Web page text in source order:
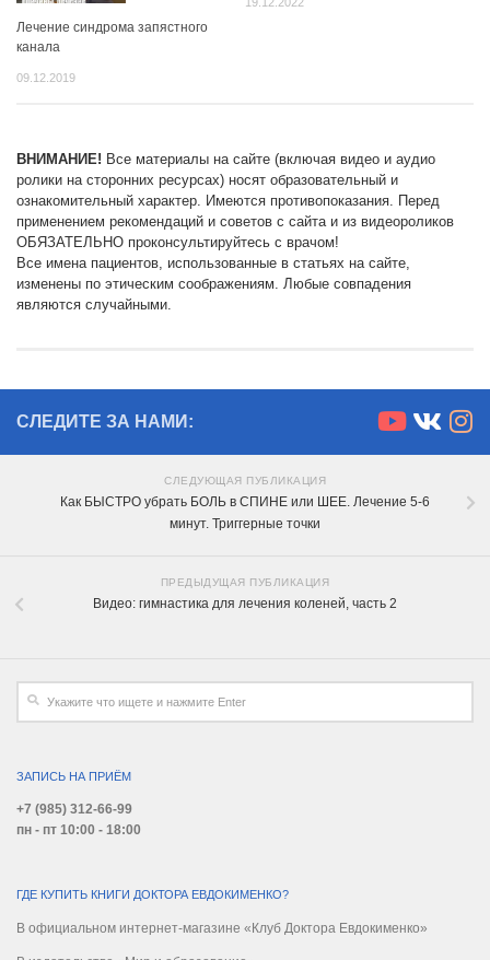
Лечение синдрома запястного
канала
09.12.2019
ВНИМАНИЕ! Все материалы на сайте (включая видео и аудио
ролики на сторонних ресурсах) носят образовательный и
ознакомительный характер. Имеются противопоказания. Перед
применением рекомендаций и советов с сайта и из видеороликов
ОБЯЗАТЕЛЬНО проконсультируйтесь с врачом!
Все имена пациентов, использованные в статьях на сайте,
изменены по этическим соображениям. Любые совпадения
являются случайными.
СЛЕДИТЕ ЗА НАМИ:
СЛЕДУЮЩАЯ ПУБЛИКАЦИЯ
Как БЫСТРО убрать БОЛЬ в СПИНЕ или ШЕЕ. Лечение 5-6
минут. Триггерные точки
ПРЕДЫДУЩАЯ ПУБЛИКАЦИЯ
Видео: гимнастика для лечения коленей, часть 2
ЗАПИСЬ НА ПРИЁМ
+7 (985) 312-66-99
пн - пт 10:00 - 18:00
ГДЕ КУПИТЬ КНИГИ ДОКТОРА ЕВДОКИМЕНКО?
В официальном интернет-магазине «Клуб Доктора Евдокименко»